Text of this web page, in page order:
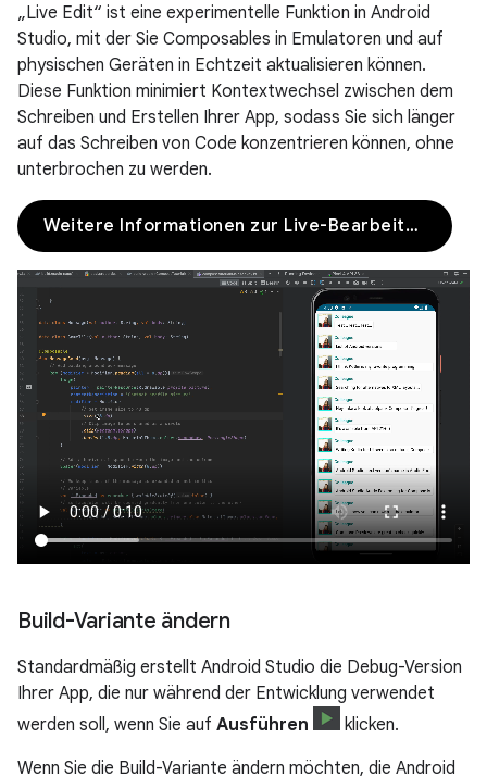
„Live Edit“ ist eine experimentelle Funktion in Android
Studio, mit der Sie Composables in Emulatoren und auf
physischen Geräten in Echtzeit aktualisieren können.
Diese Funktion minimiert Kontextwechsel zwischen dem
Schreiben und Erstellen Ihrer App, sodass Sie sich länger
auf das Schreiben von Code konzentrieren können, ohne
unterbrochen zu werden.
Weitere Informationen zur Live-Bearbeitung
Build-Variante ändern
Standardmäßig erstellt Android Studio die Debug-Version
Ihrer App, die nur während der Entwicklung verwendet
werden soll, wenn Sie auf Ausführen
klicken.
Wenn Sie die Build-Variante ändern möchten, die Android